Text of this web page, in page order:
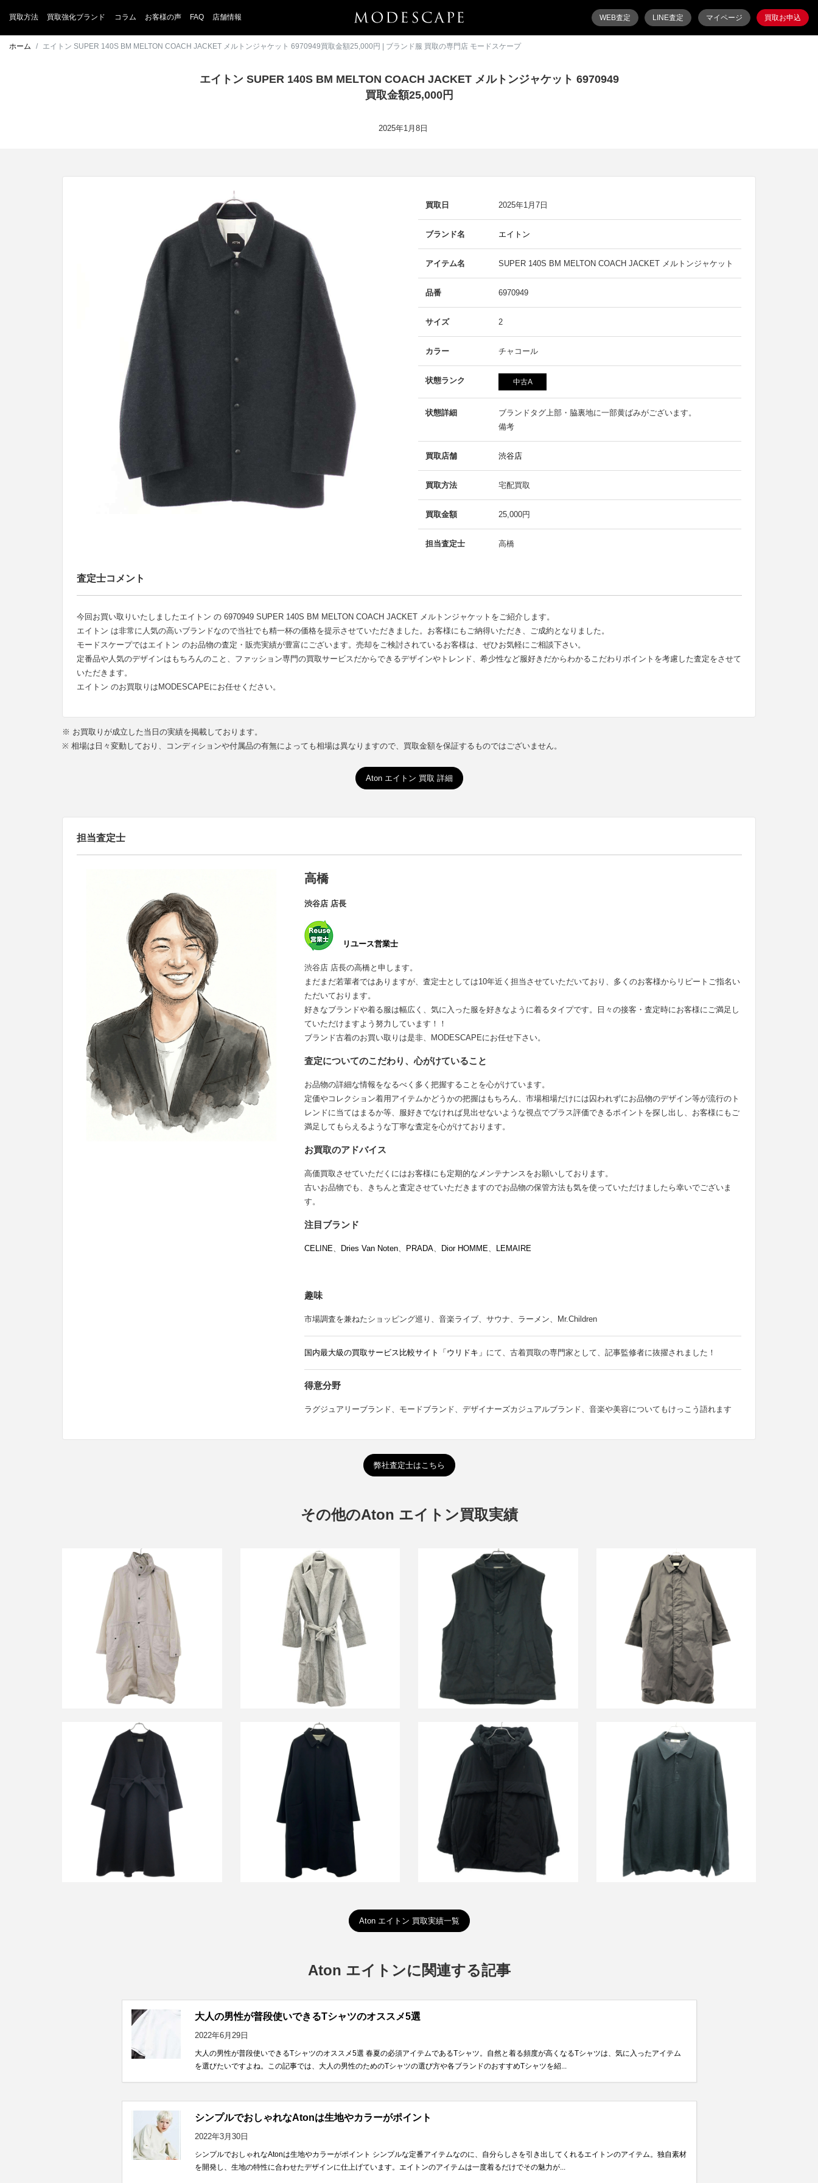
買取方法 買取強化ブランド コラム お客様の声 FAQ 店舗情報 WEB査定 LINE査定 マイページ 買取お申込
ホーム エイトン SUPER 140S BM MELTON COACH JACKET メルトンジャケット 6970949買取金額25,000円 | ブランド服 買取の専門店 モードスケープ
エイトン SUPER 140S BM MELTON COACH JACKET メルトンジャケット 6970949
買取金額25,000円
2025年1月8日
買取日 2025年1月7日
ブランド名 エイトン
アイテム名 SUPER 140S BM MELTON COACH JACKET メルトンジャケット
品番 6970949
サイズ 2
カラー チャコール
状態ランク 中古A
状態詳細
ブランドタグ上部・脇裏地に一部黄ばみがございます。
備考
買取店舗 渋谷店
買取方法 宅配買取
買取金額 25,000円
担当査定士 高橋
査定士コメント
今回お買い取りいたしましたエイトン の 6970949 SUPER 140S BM MELTON COACH JACKET メルトンジャケットをご紹介します。
エイトン は非常に人気の高いブランドなので当社でも精一杯の価格を提示させていただきました。お客様にもご納得いただき、ご成約となりました。
モードスケープではエイトン のお品物の査定・販売実績が豊富にございます。売却をご検討されているお客様は、ぜひお気軽にご相談下さい。
定番品や人気のデザインはもちろんのこと、ファッション専門の買取サービスだからできるデザインやトレンド、希少性など服好きだからわかるこだわりポイントを考慮した査定をさせて
いただきます。
エイトン のお買取りはMODESCAPEにお任せください。
※ お買取りが成立した当日の実績を掲載しております。
※ 相場は日々変動しており、コンディションや付属品の有無によっても相場は異なりますので、買取金額を保証するものではございません。
Aton エイトン 買取 詳細
担当査定士
高橋
渋谷店 店長
リユース営業士
渋谷店 店長の高橋と申します。
まだまだ若輩者ではありますが、査定士としては10年近く担当させていただいており、多くのお客様からリピートご指名い
ただいております。
好きなブランドや着る服は幅広く、気に入った服を好きなように着るタイプです。日々の接客・査定時にお客様にご満足し
ていただけますよう努力しています！！
ブランド古着のお買い取りは是非、MODESCAPEにお任せ下さい。
査定についてのこだわり、心がけていること
お品物の詳細な情報をなるべく多く把握することを心がけています。
定価やコレクション着用アイテムかどうかの把握はもちろん、市場相場だけには囚われずにお品物のデザイン等が流行のト
レンドに当てはまるか等、服好きでなければ見出せないような視点でプラス評価できるポイントを探し出し、お客様にもご
満足してもらえるような丁寧な査定を心がけております。
お買取のアドバイス
高価買取させていただくにはお客様にも定期的なメンテナンスをお願いしております。
古いお品物でも、きちんと査定させていただきますのでお品物の保管方法も気を使っていただけましたら幸いでございま
す。
注目ブランド
CELINE Dries Van Noten、 PRADA、 Dior HOMME LEMAIRE
趣味
市場調査を兼ねたショッピング巡り、音楽ライブ、サウナ、ラーメン、Mr.Children
国内最大級の買取サービス比較サイト「ウリドキ」 にて、古着買取の専門家として、記事監修者に抜擢されました！
得意分野
ラグジュアリーブランド、モードブランド、デザイナーズカジュアルブランド、音楽や美容についてもけっこう語れます
弊社査定士はこちら
その他のAton エイトン買取実績
エイトン TRAVEL NYLON GAS COAT
トラベルナイロンガスコート
買取金額12,000円
詳しく見る
エイトン アルパカウールベルテッドチ
ェスターコート 6472343
買取金額12,000円
詳しく見る
エイトン 23AW TECHNO COTTON
PADDED VEST テクノコットンパテッ
買取金額9,600円
詳しく見る
エイトン 23AW TECHNO COTTON
PADDED COAT テクノコットン パデッ
ドコート
買取金額18,000円
詳しく見る
エイトン SUPER 120S DOUBLE
MELTON ダブルメルトンノーカラーコ
ート
エイトン SUPER 160S DOUBLE
SAXONY BALMACAAN COAT バルマ
カーンコート 6971344
エイトン×エクラ 福田亜矢子別注 サイ
ドジップ中綿フードジャケット
7074643
エイトン ロングスリーブポロシャツ
Aton エイトン 買取実績一覧
Aton エイトンに関連する記事
大人の男性が普段使いできるTシャツのオススメ5選
2022年6月29日
大人の男性が普段使いできるTシャツのオススメ5選 春夏の必須アイテムであるTシャツ。自然と着る頻度が高くなるTシャツは、気に入ったアイテム
を選びたいですよね。この記事では、大人の男性のためのTシャツの選び方や各ブランドのおすすめTシャツを紹...
シンプルでおしゃれなAtonは生地やカラーがポイント
2022年3月30日
シンプルでおしゃれなAtonは生地やカラーがポイント シンプルな定番アイテムなのに、自分らしさを引き出してくれるエイトンのアイテム。独自素材
を開発し、生地の特性に合わせたデザインに仕上げています。エイトンのアイテムは一度着るだけでその魅力が...